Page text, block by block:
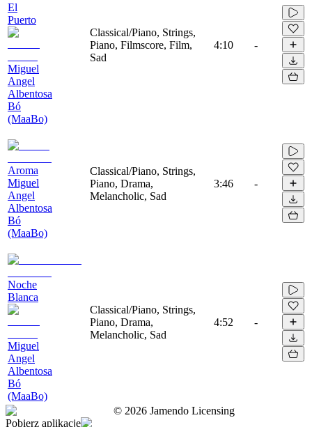
El
Puerto
Miguel
Angel
Albentosa
Bó
(MaaBo)
Classical/Piano, Strings,
Piano, Filmscore, Film,
Sad
4:10 -
Aroma
Miguel
Angel
Albentosa
Bó
(MaaBo)
Classical/Piano, Strings,
Piano, Drama,
Melancholic, Sad
3:46 -
Noche
Blanca
Miguel
Angel
Albentosa
Bó
(MaaBo)
Classical/Piano, Strings,
Piano, Drama,
Melancholic, Sad
4:52 -
© 2026 Jamendo Licensing
Pobierz aplikację